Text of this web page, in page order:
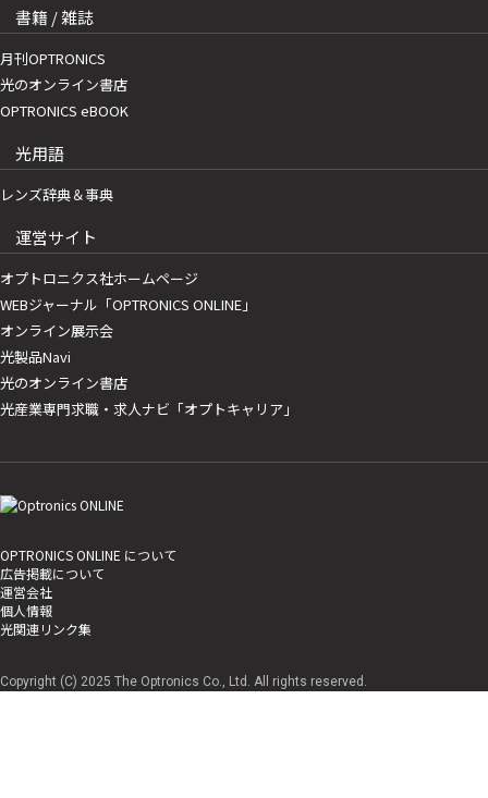
書籍 / 雑誌
月刊OPTRONICS
光のオンライン書店
OPTRONICS eBOOK
光用語
レンズ辞典＆事典
運営サイト
オプトロニクス社ホームページ
WEBジャーナル「OPTRONICS ONLINE」
オンライン展示会
光製品Navi
光のオンライン書店
光産業専門求職・求人ナビ「オプトキャリア」
OPTRONICS ONLINE について
広告掲載について
運営会社
個人情報
光関連リンク集
Copyright (C) 2025 The Optronics Co., Ltd. All rights reserved.